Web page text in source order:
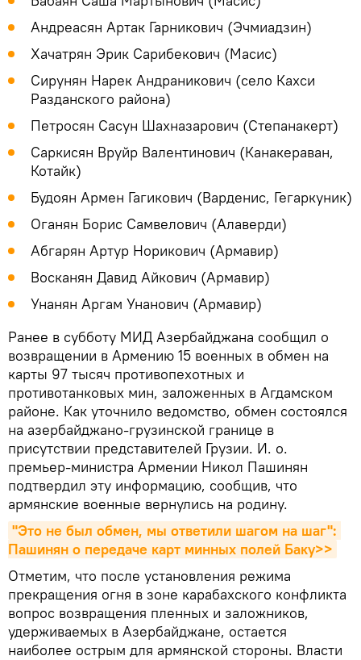
Андреасян Артак Гарникович (Эчмиадзин)
Хачатрян Эрик Сарибекович (Масис)
Сирунян Нарек Андраникович (село Кахси
Разданского района)
Петросян Сасун Шахназарович (Степанакерт)
Саркисян Вруйр Валентинович (Канакераван,
Котайк)
Будоян Армен Гагикович (Варденис, Гегаркуник)
Оганян Борис Самвелович (Алаверди)
Абгарян Артур Норикович (Армавир)
Восканян Давид Айкович (Армавир)
Унанян Аргам Унанович (Армавир)
Ранее в субботу МИД Азербайджана сообщил о
возвращении в Армению 15 военных в обмен на
карты 97 тысяч противопехотных и
противотанковых мин, заложенных в Агдамском
районе. Как уточнило ведомство, обмен состоялся
на азербайджано-грузинской границе в
присутствии представителей Грузии. И. о.
премьер-министра Армении Никол Пашинян
подтвердил эту информацию, сообщив, что
армянские военные вернулись на родину.
"Это не был обмен, мы ответили шагом на шаг":
Пашинян о передаче карт минных полей Баку>>
Отметим, что после установления режима
прекращения огня в зоне карабахского конфликта
вопрос возвращения пленных и заложников,
удерживаемых в Азербайджане, остается
наиболее острым для армянской стороны. Власти